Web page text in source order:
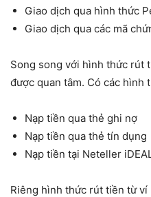
Giao dịch qua hình thức
Giao dịch qua các mã
Song song với hình thức rút
được quan tâm. Có các hình
Nạp tiền qua thẻ ghi nợ
Nạp tiền qua thẻ tín dụng
Nạp tiền tại Neteller
Riêng hình thức rút tiền từ